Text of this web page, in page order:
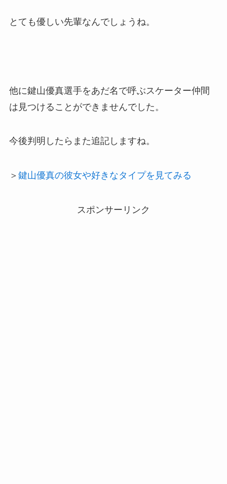
とても優しい先輩なんでしょうね。
他に鍵山優真選手をあだ名で呼ぶスケーター仲間
は見つけることができませんでした。
今後判明したらまた追記しますね。
＞ 鍵山優真の彼女や好きなタイプを見てみる
スポンサーリンク